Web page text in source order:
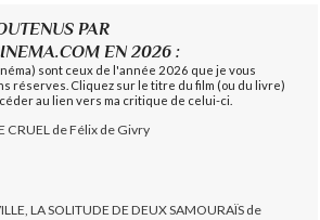
PAR
EN 2026 :
sont ceux de l'année 2026 que je vous
réserves. Cliquez sur le titre du film (ou du livre)
au lien vers ma critique de celui-ci.
CRUEL de Félix de Givry
LA SOLITUDE DE DEUX SAMOURAÏS de